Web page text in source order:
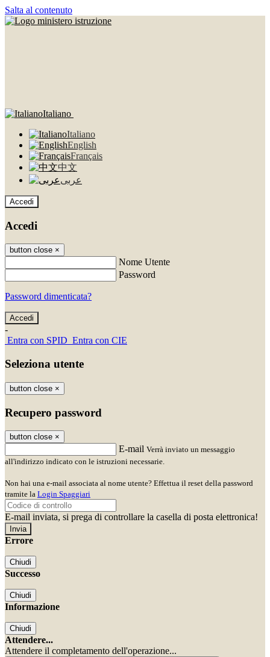
Salta al contenuto
Italiano
Italiano
English
Français
中文
عربى
Accedi
Accedi
button close ×
Nome Utente
Password
Password dimenticata?
-
Entra con SPID Entra con CIE
Seleziona utente
button close ×
Recupero password
button close ×
E-mail Verrà inviato un messaggio
all'indirizzo indicato con le istruzioni necessarie.
Non hai una e-mail associata al nome utente? Effettua il reset della password
tramite la Login Spaggiari
E-mail inviata, si prega di controllare la casella di posta elettronica!
Errore
Chiudi
Successo
Chiudi
Informazione
Chiudi
Attendere...
Attendere il completamento dell'operazione...